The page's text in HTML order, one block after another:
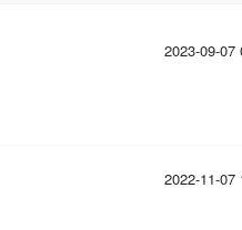
2023-09-07
2022-11-07